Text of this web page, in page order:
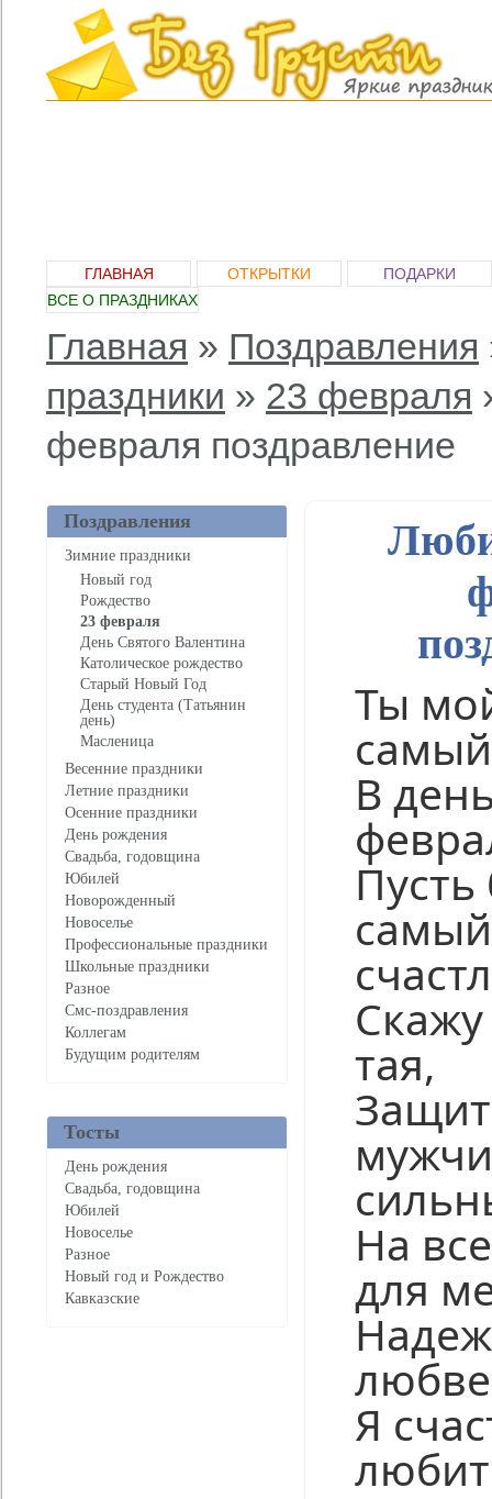
ГЛАВНАЯ ОТКРЫТКИ
ПОДАРКИ
ВСЕ О ПРАЗДНИКАХ
Главная » Поздравления
праздники » 23 февраля
февраля поздравление
Поздравления
Зимние праздники
Новый год
Рождество
23 февраля
День Святого Валентина
Католическое рождество
Старый Новый Год
День студента (Татьянин
день)
Масленица
Весенние праздники
Летние праздники
Осенние праздники
День рождения
Свадьба, годовщина
Юбилей
Новорожденный
Новоселье
Профессиональные праздники
Школьные праздники
Разное
Смс-поздравления
Коллегам
Будущим родителям
Тосты
День рождения
Свадьба, годовщина
Юбилей
Новоселье
Разное
Новый год и Рождество
Кавказские
Ты
В
тая,
На
для
Я